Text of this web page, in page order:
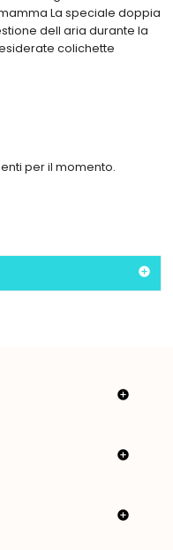
La speciale doppia
dell aria durante la
colichette
per il momento.



